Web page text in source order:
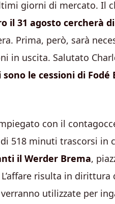
giorni di mercato. Il
il 31 agosto cercherà
Prima, però, sarà
in uscita. Salutato
le cessioni di Fodé
con il
518 minuti trascorsi in
il Werder Brema,
risulta in
utilizzate per